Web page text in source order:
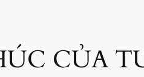
CỦA